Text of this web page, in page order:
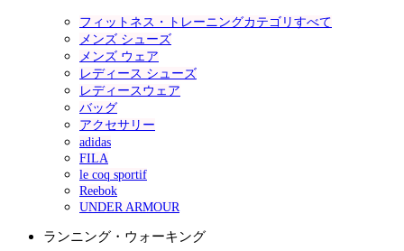
フィットネス・トレーニングカテゴリすべて
メンズ シューズ
メンズ ウェア
レディース シューズ
レディースウェア
バッグ
アクセサリー
adidas
FILA
le coq sportif
Reebok
UNDER ARMOUR
ランニング・ウォーキング